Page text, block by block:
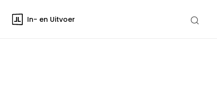
In- en Uitvoer